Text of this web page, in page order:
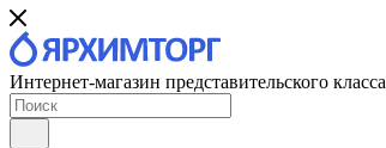
Интернет-магазин представительского класса